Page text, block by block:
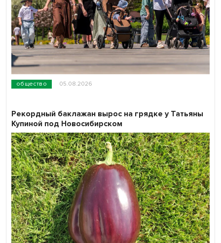
общество 05.08.2026
Рекордный баклажан вырос на грядке у Татьяны
Купиной под Новосибирском